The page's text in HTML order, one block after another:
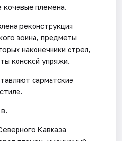
кочевые племена.
реконструкция
воина, предметы
наконечники стрел,
конской упряжи.
сарматские
Кавказа